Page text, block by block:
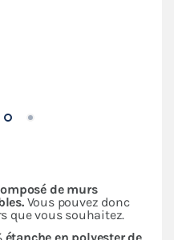
de murs
Vous pouvez donc
que vous souhaitez.
étanche en polyester de